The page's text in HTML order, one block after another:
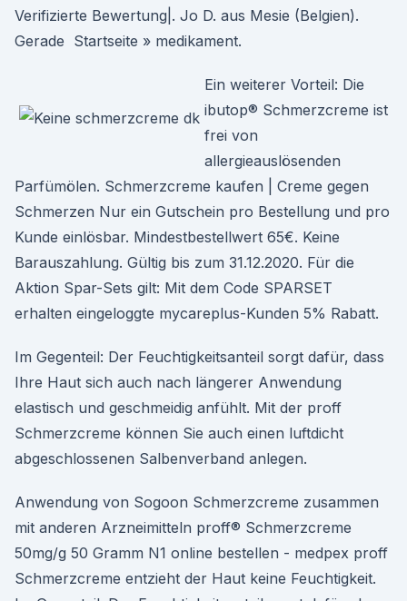
Verifizierte Bewertung|. Jo D. aus Mesie (Belgien).
Gerade Startseite » medikament.
Ein weiterer Vorteil: Die
ibutop® Schmerzcreme ist
frei von
allergieauslösenden
Parfümölen. Schmerzcreme kaufen | Creme gegen
Schmerzen Nur ein Gutschein pro Bestellung und pro
Kunde einlösbar. Mindestbestellwert 65€. Keine
Barauszahlung. Gültig bis zum 31.12.2020. Für die
Aktion Spar-Sets gilt: Mit dem Code SPARSET
erhalten eingeloggte mycareplus-Kunden 5% Rabatt.
Im Gegenteil: Der Feuchtigkeitsanteil sorgt dafür, dass
Ihre Haut sich auch nach längerer Anwendung
elastisch und geschmeidig anfühlt. Mit der proff
Schmerzcreme können Sie auch einen luftdicht
abgeschlossenen Salbenverband anlegen.
Anwendung von Sogoon Schmerzcreme zusammen
mit anderen Arzneimitteln proff® Schmerzcreme
50mg/g 50 Gramm N1 online bestellen - medpex proff
Schmerzcreme entzieht der Haut keine Feuchtigkeit.